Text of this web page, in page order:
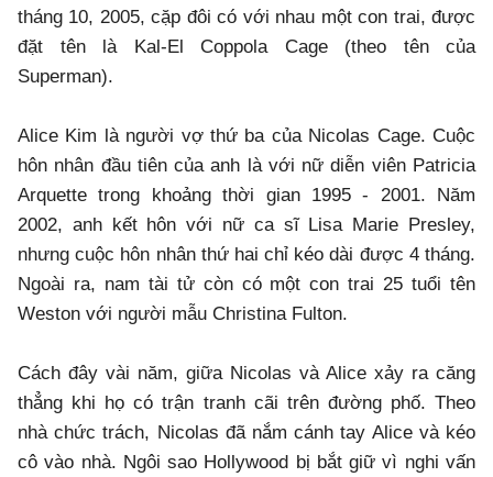
tháng 10, 2005, cặp đôi có với nhau một con trai, được
đặt tên là Kal-El Coppola Cage (theo tên của
Superman).
Alice Kim là người vợ thứ ba của Nicolas Cage. Cuộc
hôn nhân đầu tiên của anh là với nữ diễn viên Patricia
Arquette trong khoảng thời gian 1995 - 2001. Năm
2002, anh kết hôn với nữ ca sĩ Lisa Marie Presley,
nhưng cuộc hôn nhân thứ hai chỉ kéo dài được 4 tháng.
Ngoài ra, nam tài tử còn có một con trai 25 tuổi tên
Weston với người mẫu Christina Fulton.
Cách đây vài năm, giữa Nicolas và Alice xảy ra căng
thẳng khi họ có trận tranh cãi trên đường phố. Theo
nhà chức trách, Nicolas đã nắm cánh tay Alice và kéo
cô vào nhà. Ngôi sao Hollywood bị bắt giữ vì nghi vấn